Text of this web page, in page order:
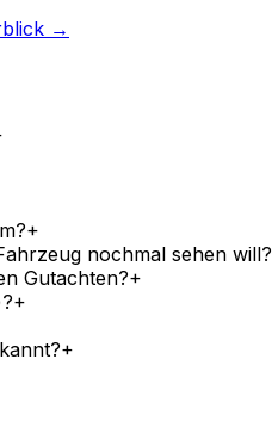
→
+
nochmal sehen will?
Gutachten?+
+
+